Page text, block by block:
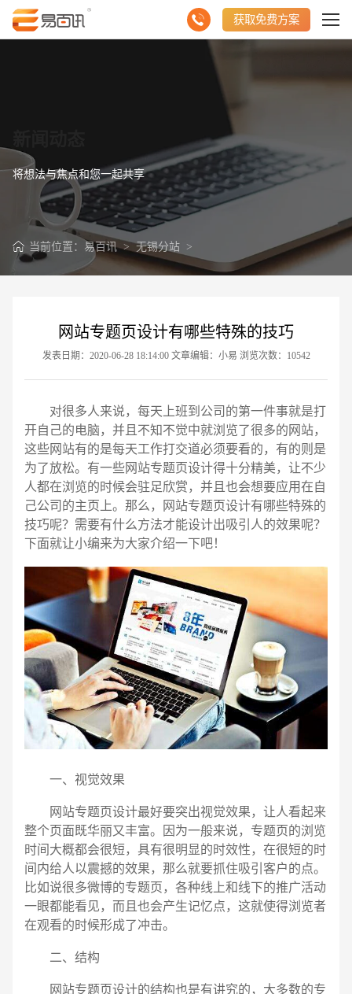
获取免费方案
将想法与焦点和您一起共享
当前位置： 易百讯>无锡分站>
网站专题页设计有哪些特殊的技巧
发表日期：2020-06-28 18:14:00 文章编辑：小易 浏览次数：10542
对很多人来说，每天上班到公司的第一件事就是打
开自己的电脑，并且不知不觉中就浏览了很多的网站，
这些网站有的是每天工作打交道必须要看的，有的则是
为了放松。有一些网站专题页设计得十分精美，让不少
人都在浏览的时候会驻足欣赏，并且也会想要应用在自
己公司的主页上。那么，网站专题页设计有哪些特殊的
技巧呢？需要有什么方法才能设计出吸引人的效果呢？
下面就让小编来为大家介绍一下吧！
一、视觉效果
网站专题页设计最好要突出视觉效果，让人看起来
整个页面既华丽又丰富。因为一般来说，专题页的浏览
时间大概都会很短，具有很明显的时效性，在很短的时
间内给人以震撼的效果，那么就要抓住吸引客户的点。
比如说很多微博的专题页，各种线上和线下的推广活动
一眼都能看见，而且也会产生记忆点，这就使得浏览者
在观看的时候形成了冲击。
二、结构
网站专题页设计的结构也是有讲究的，大多数的专
请输入您的公司名称 名字